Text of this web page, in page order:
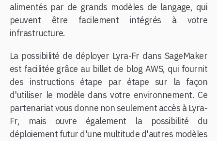
alimentés par de grands modèles de langage, qui
peuvent être facilement intégrés à votre
infrastructure.
La possibilité de déployer Lyra-Fr dans SageMaker
est facilitée grâce au billet de blog AWS, qui fournit
des instructions étape par étape sur la façon
d'utiliser le modèle dans votre environnement. Ce
partenariat vous donne non seulement accès à Lyra-
Fr, mais ouvre également la possibilité du
déploiement futur d'une multitude d'autres modèles